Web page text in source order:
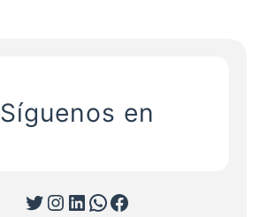
Síguenos en
Twitter Instagram LinkedIn WhatsApp Facebook